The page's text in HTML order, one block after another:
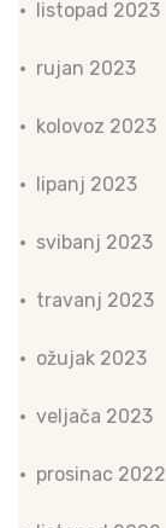
listopad 2023
rujan 2023
kolovoz 2023
lipanj 2023
svibanj 2023
travanj 2023
ožujak 2023
veljača 2023
prosinac 2022